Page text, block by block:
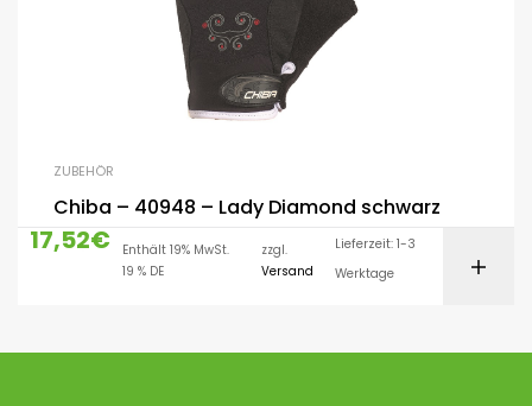
ZUBEHÖR
Chiba – 40948 – Lady Diamond schwarz
17,52€
Enthält 19% MwSt.
19 % DE
zzgl.
Versand
Lieferzeit: 1-3
Werktage